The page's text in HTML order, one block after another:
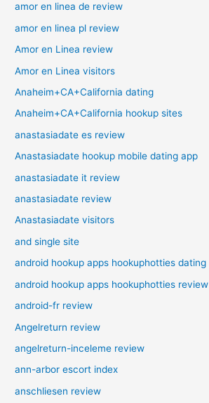
amor en linea de review
amor en linea pl review
Amor en Linea review
Amor en Linea visitors
Anaheim+CA+California dating
Anaheim+CA+California hookup sites
anastasiadate es review
Anastasiadate hookup mobile dating app
anastasiadate it review
anastasiadate review
Anastasiadate visitors
and single site
android hookup apps hookuphotties dating
android hookup apps hookuphotties review
android-fr review
Angelreturn review
angelreturn-inceleme review
ann-arbor escort index
anschliesen review